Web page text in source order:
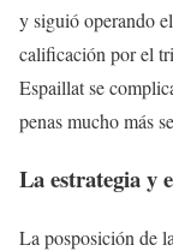
y siguió operando
calificación por el
Espaillat se
penas mucho más
La estrategia y
La posposición de